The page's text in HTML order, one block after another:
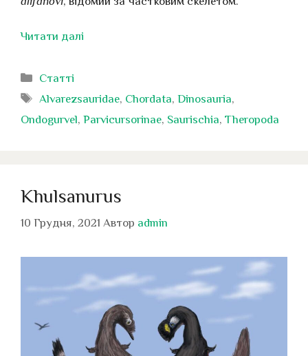
Читати далі
Категорії
Статті
Позначки
Alvarezsauridae, Chordata,Dinosauria,
Ondogurvel, Parvicursorinae, Saurischia, Theropoda
Khulsanurus
10 Грудня, 2021 Автор admin